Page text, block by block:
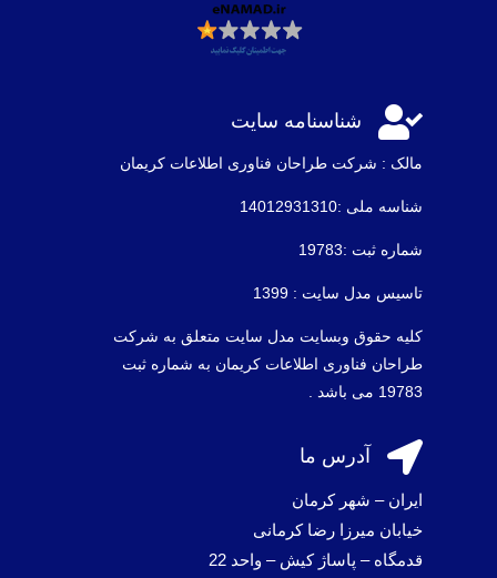
 شناسنامه سایت
مالک : شرکت طراحان فناوری اطلاعات كريمان
شناسه ملی :14012931310
شماره ثبت :19783
تاسیس مدل سایت : 1399
کلیه حقوق وبسایت مدل سایت متعلق به شرکت
طراحان فناوری اطلاعات کریمان به شماره ثبت
19783 می باشد .
 آدرس ما
ایران – شهر کرمان
خیابان میرزا رضا کرمانی
قدمگاه – پاساژ کیش – واحد 22